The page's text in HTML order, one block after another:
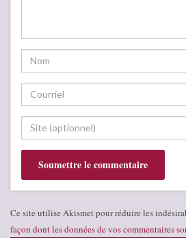
Ce site utilise Akismet pour réduire les
façon dont les données de vos commentaires